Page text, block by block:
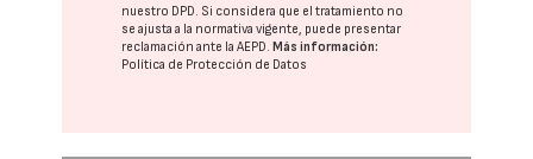
nuestro DPD . Si considera que el tratamiento no
se ajusta a la normativa vigente, puede presentar
reclamación ante laAEPD .Más información:
Política de Protección de Datos